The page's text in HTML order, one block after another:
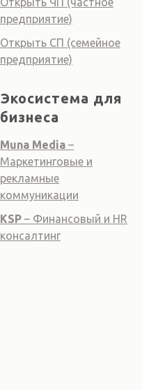
предприятие)
Открыть СП (семейное
предприятие)
Экосистема для
бизнеса
Muna Media –
Маркетинговые и
рекламные
коммуникации
KSP – Финансовый и HR
консалтинг